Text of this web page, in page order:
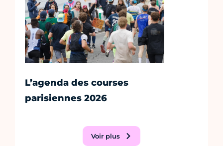
L’agenda des courses
parisiennes 2026
Voir plus